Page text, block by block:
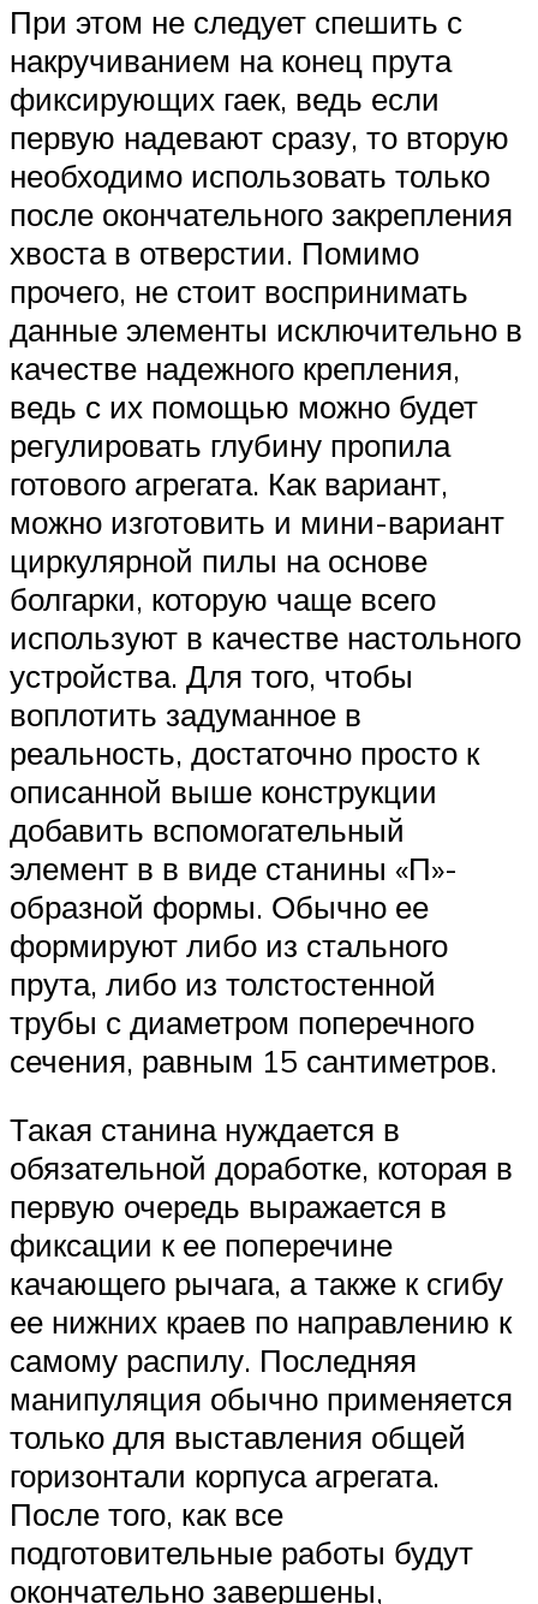
При этом не следует спешить с
накручиванием на конец прута
фиксирующих гаек, ведь если
первую надевают сразу, то вторую
необходимо использовать только
после окончательного закрепления
хвоста в отверстии. Помимо
прочего, не стоит воспринимать
данные элементы исключительно в
качестве надежного крепления,
ведь с их помощью можно будет
регулировать глубину пропила
готового агрегата. Как вариант,
можно изготовить и мини-вариант
циркулярной пилы на основе
болгарки, которую чаще всего
используют в качестве настольного
устройства. Для того, чтобы
воплотить задуманное в
реальность, достаточно просто к
описанной выше конструкции
добавить вспомогательный
элемент в в виде станины «П»-
образной формы. Обычно ее
формируют либо из стального
прута, либо из толстостенной
трубы с диаметром поперечного
сечения, равным 15 сантиметров.
Такая станина нуждается в
обязательной доработке, которая в
первую очередь выражается в
фиксации к ее поперечине
качающего рычага, а также к сгибу
ее нижних краев по направлению к
самому распилу. Последняя
манипуляция обычно применяется
только для выставления общей
горизонтали корпуса агрегата.
После того, как все
подготовительные работы будут
окончательно завершены,